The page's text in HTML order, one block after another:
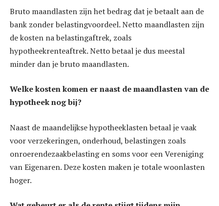
Bruto maandlasten zijn het bedrag dat je betaalt aan de
bank zonder belastingvoordeel. Netto maandlasten zijn
de kosten na belastingaftrek, zoals
hypotheekrenteaftrek. Netto betaal je dus meestal
minder dan je bruto maandlasten.
Welke kosten komen er naast de maandlasten van de
hypotheek nog bij?
Naast de maandelijkse hypotheeklasten betaal je vaak
voor verzekeringen, onderhoud, belastingen zoals
onroerendezaakbelasting en soms voor een Vereniging
van Eigenaren. Deze kosten maken je totale woonlasten
hoger.